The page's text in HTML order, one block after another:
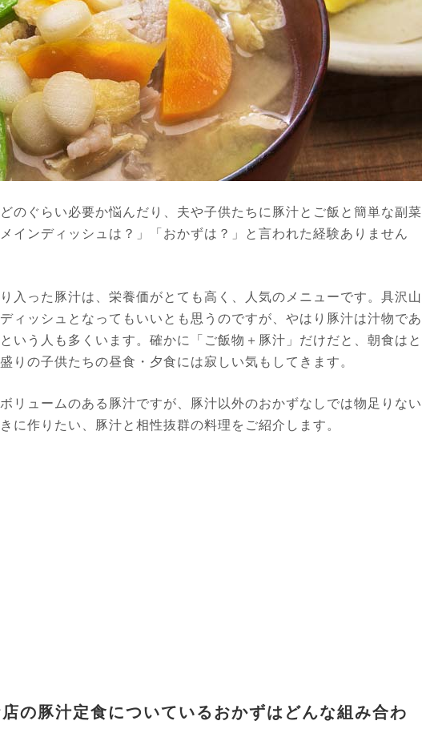
のぐらい必要か悩んだり、夫や子供たちに豚汁とご飯と簡単な副菜
インディッシュは？」「おかずは？」と言われた経験ありません
入った豚汁は、栄養価がとても高く、人気のメニューです。具沢山
ィッシュとなってもいいとも思うのですが、やはり豚汁は汁物であ
いう人も多くいます。確かに「ご飯物＋豚汁」だけだと、朝食はと
りの子供たちの昼食・夕食には寂しい気もしてきます。
リュームのある豚汁ですが、豚汁以外のおかずなしでは物足りない
に作りたい、豚汁と相性抜群の料理をご紹介します。
の豚汁定食についているおかずはどんな組み合わ